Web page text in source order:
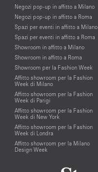
Negozi pop-up in affitto a Milano
Negozi pop-up in affitto a Roma
Spazi per eventi in affitto a Milano
Spazi per eventi in affitto a Roma
Showroom in affitto a Milano
Showroom in affitto a Roma
Showroom per la Fashion Week
Affitto showroom per la Fashion
Week di Milano
Affitto showroom per la Fashion
Week di Parigi
Affitto showroom per la Fashion
Week di New York
Affitto showroom per la Fashion
Week di Londra
Affitto showroom per la Milano
Design Week